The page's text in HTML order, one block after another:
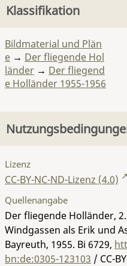
Klassifikation
Bildmaterial und Plän
e → Der fliegende Hol
länder → Der fliegend
e Holländer 1955-1956
Lizenz
CC-BY-NC-ND-Lizenz (4.0)
Quellenangabe
Der fliegende Holländer,
Windgassen als Erik und
Bayreuth, 1955. Bi 6729,
bn:de:0305-123103 / CC-